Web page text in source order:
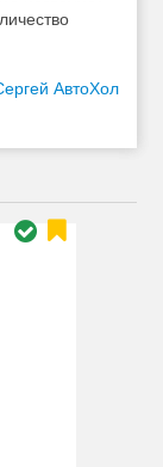
АвтоХол